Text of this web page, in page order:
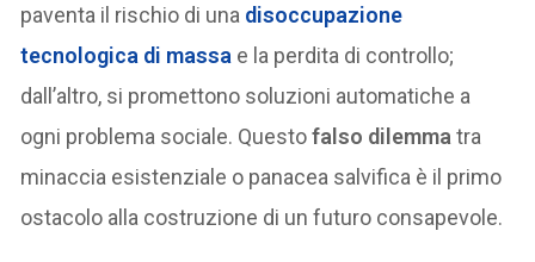
paventa il rischio di una disoccupazione
tecnologica di massa e la perdita di controllo;
dall’altro, si promettono soluzioni automatiche a
ogni problema sociale. Questofalso dilemma tra
minaccia esistenziale o panacea salvifica è il primo
ostacolo alla costruzione di un futuro consapevole.